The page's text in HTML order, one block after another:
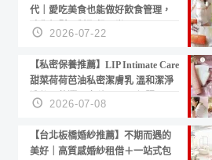
代｜愛吃美食也能做好飲食管理，
陪你輕鬆面對聚餐日常！
2026-07-22
【私密保養推薦】LIP Intimate Care
甜菜荷荷芭油私密潔膚乳 溫和潔淨
洗後不乾澀 不起泡反而更舒服！
2026-07-08
【台北板橋婚紗推薦】不期而遇的
美好｜高質感婚紗租借＋一站式包